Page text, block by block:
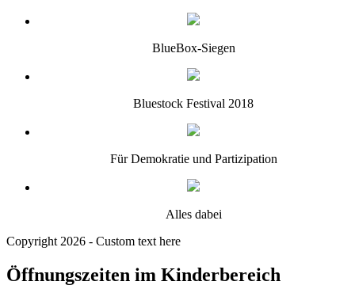
BlueBox-Siegen
Bluestock Festival 2018
Für Demokratie und Partizipation
Alles dabei
Copyright 2026 - Custom text here
Öffnungszeiten im Kinderbereich